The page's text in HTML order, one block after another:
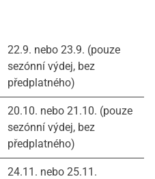
22.9. nebo 23.9. (pouze
sezónní výdej, bez
předplatného)
20.10. nebo 21.10. (pouze
sezónní výdej, bez
předplatného)
24.11. nebo 25.11.